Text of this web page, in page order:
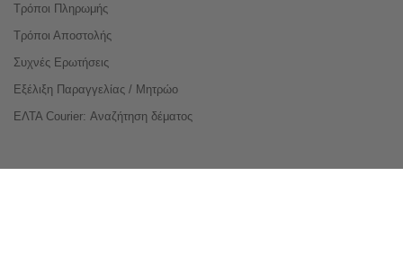
Τρόποι Πληρωμής
Τρόποι Αποστολής
Συχνές Ερωτήσεις
Εξέλιξη Παραγγελίας / Μητρώο
ΕΛΤΑ Courier: Αναζήτηση δέματος